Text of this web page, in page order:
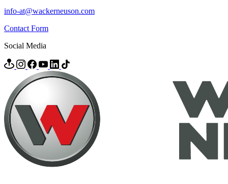
info-at@wackerneuson.com
Contact Form
Social Media